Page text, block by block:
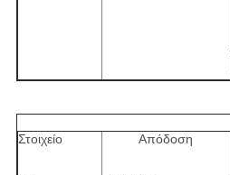
Στοιχείο Απόδοση